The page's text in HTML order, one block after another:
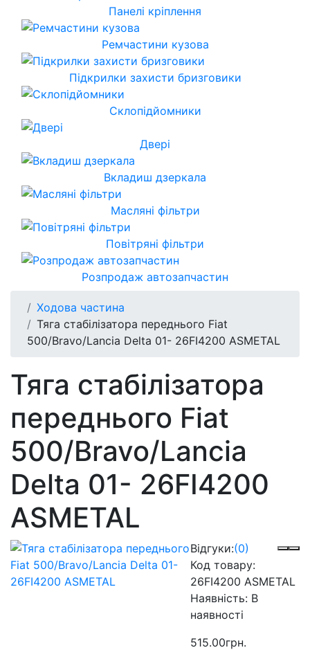
Панелі кріплення
Ремчастини кузова
Підкрилки захисти бризговики
Склопідйомники
Двері
Вкладиш дзеркала
Масляні фільтри
Повітряні фільтри
Розпродаж автозапчастин
Ходова частина
Тяга стабілізатора переднього Fiat
500/Bravo/Lancia Delta 01- 26FI4200 ASMETAL
Тяга стабілізатора
переднього Fiat
500/Bravo/Lancia
Delta 01- 26FI4200
ASMETAL
Відгуки:(0)
Код товару:
26FI4200 ASMETAL
Наявність: В
наявності
515.00грн.